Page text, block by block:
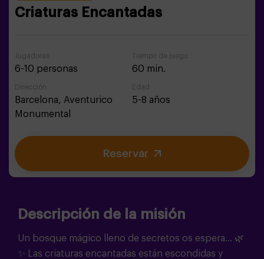
Criaturas Encantadas
Jugadores
6-10 personas
Tiempo de juego
60 min.
Dirección
Barcelona, Aventurico
Monumental
Edad
5-8 años
Reservar
Descripción de la misión
Un bosque mágico lleno de secretos os espera… 🌿
✨
Las criaturas encantadas están escondidas y